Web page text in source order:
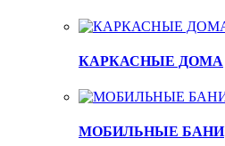
КАРКАСНЫЕ ДОМА
МОБИЛЬНЫЕ БАНИ